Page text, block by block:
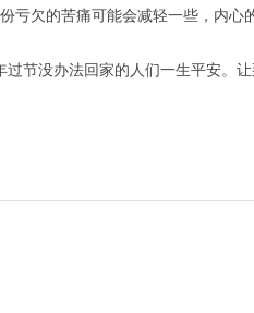
亏欠的苦痛可能会减轻一些，内心
节没办法回家的人们一生平安。